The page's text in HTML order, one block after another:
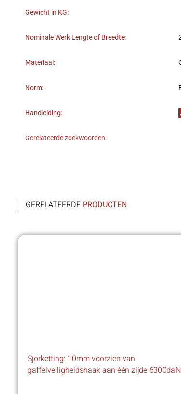
Gewicht in KG:
Nominale Werk Lengte of Breedte:
Materiaal:
Norm:
Handleiding:
Gerelateerde zoekwoorden:
GERELATEERDE PRODUCTEN
Sjorketting: 10mm voorzien van
gaffelveiligheidshaak aan één zijde